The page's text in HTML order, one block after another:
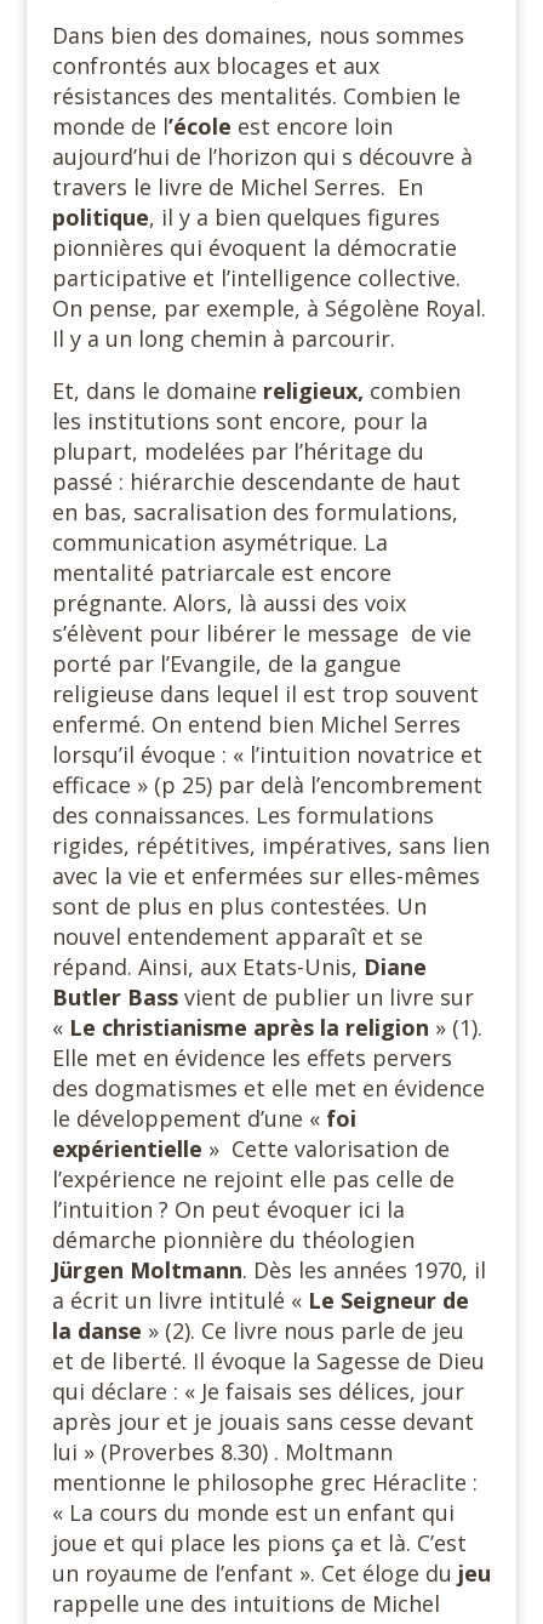
Dans bien des domaines, nous sommes
confrontés aux blocages et aux
résistances des mentalités. Combien le
monde de l’école est encore loin
aujourd’hui de l’horizon qui s découvre à
travers le livre de Michel Serres. En
politique, il y a bien quelques figures
pionnières qui évoquent la démocratie
participative et l’intelligence collective.
On pense, par exemple, à Ségolène Royal.
Il y a un long chemin à parcourir.
Et, dans le domaine religieux, combien
les institutions sont encore, pour la
plupart, modelées par l’héritage du
passé : hiérarchie descendante de haut
en bas, sacralisation des formulations,
communication asymétrique. La
mentalité patriarcale est encore
prégnante. Alors, là aussi des voix
s’élèvent pour libérer le message de vie
porté par l’Evangile, de la gangue
religieuse dans lequel il est trop souvent
enfermé. On entend bien Michel Serres
lorsqu’il évoque : « l’intuition novatrice et
efficace » (p 25) par delà l’encombrement
des connaissances. Les formulations
rigides, répétitives, impératives, sans lien
avec la vie et enfermées sur elles-mêmes
sont de plus en plus contestées. Un
nouvel entendement apparaît et se
répand. Ainsi, aux Etats-Unis, Diane
Butler Bassvient de publier un livre sur
« Le christianisme après la religion » (1).
Elle met en évidence les effets pervers
des dogmatismes et elle met en évidence
le développement d’une « foi
expérientielle » Cette valorisation de
l’expérience ne rejoint elle pas celle de
l’intuition ? On peut évoquer ici la
démarche pionnière du théologien
Jürgen Moltmann. Dès les années 1970, il
a écrit un livre intitulé « Le Seigneur de
la danse » (2). Ce livre nous parle de jeu
et de liberté. Il évoque la Sagesse de Dieu
qui déclare : « Je faisais ses délices, jour
après jour et je jouais sans cesse devant
lui » (Proverbes 8.30) . Moltmann
mentionne le philosophe grec Héraclite :
« La cours du monde est un enfant qui
joue et qui place les pions ça et là. C’est
un royaume de l’enfant ». Cet éloge du jeu
rappelle une des intuitions de Michel